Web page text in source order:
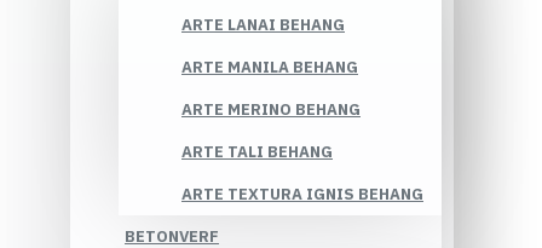
ARTE LANAI BEHANG
ARTE MANILA BEHANG
ARTE MERINO BEHANG
ARTE TALI BEHANG
ARTE TEXTURA IGNIS BEHANG
BETONVERF